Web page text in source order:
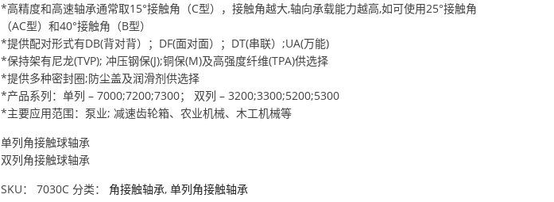
*高精度和高速轴承通常取15°接触角（C型），接触角越大,轴向承载能力越高,如可使用25°接触角
（AC型）和40°接触角（B型）
*提供配对形式有DB(背对背）；DF(面对面）；DT(串联）;UA(万能)
*保持架有尼龙(TVP); 冲压钢保(J);铜保(M)及高强度纤维(TPA)供选择
*提供多种密封圈;防尘盖及润滑剂供选择
*产品系列：单列 – 7000;7200;7300； 双列 – 3200;3300;5200;5300
*主要应用范围：泵业; 减速齿轮箱、农业机械、木工机械等
单列角接触球轴承
双列角接触球轴承
SKU： 7030C 分类： 角接触轴承, 单列角接触轴承